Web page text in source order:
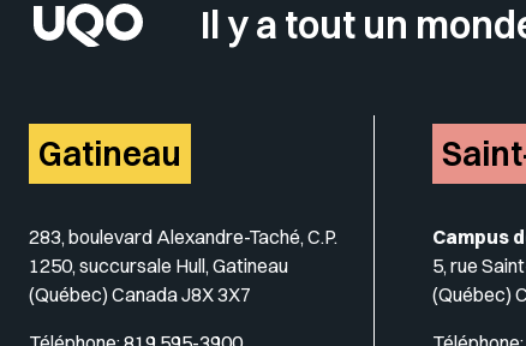
Il y a tout un
Gatineau
283, boulevard Alexandre-Taché, C.P.
1250, succursale Hull, Gatineau
(Québec) Canada J8X 3X7
Campus
5, rue
(Québec)